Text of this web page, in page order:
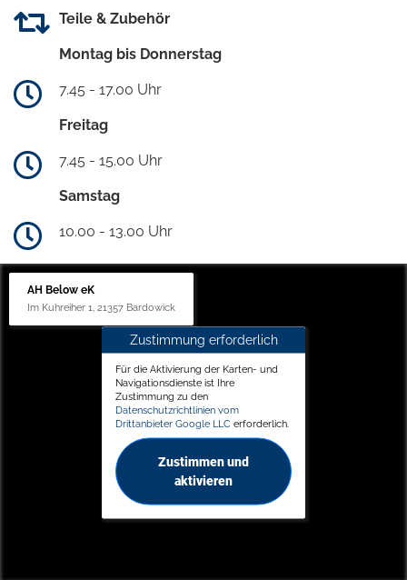
Teile & Zubehör
Montag bis Donnerstag
7.45 - 17.00 Uhr
Freitag
7.45 - 15.00 Uhr
Samstag
10.00 - 13.00 Uhr
AH Below eK
Im Kuhreiher 1, 21357 Bardowick
Zustimmung erforderlich
Für die Aktivierung der Karten- und
Navigationsdienste ist Ihre
Zustimmung zu den
Datenschutzrichtlinien vom
Drittanbieter Google LLC erforderlich.
Zustimmen und
aktivieren